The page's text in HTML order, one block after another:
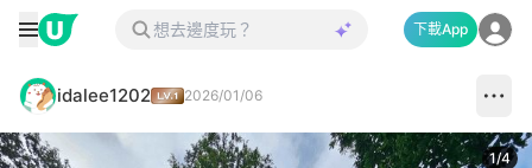
下載App
idalee1202 2026/01/06
1/4